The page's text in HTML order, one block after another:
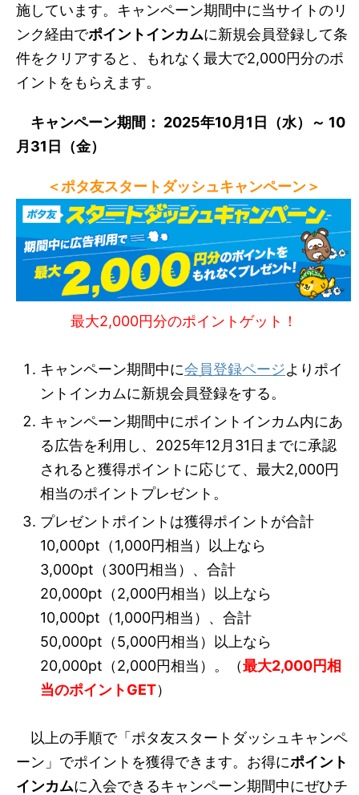
施しています。キャンペーン期間中に当サイトのリ
ンク経由でポイントインカムに新規会員登録して条
件をクリアすると、もれなく最大で2,000円分のポ
イントをもらえます。
キャンペーン期間： 2025年10月1日（水）～ 10
月31日（金）
＜ポタ友スタートダッシュキャンペーン＞
最大2,000円分のポイントゲット！
キャンペーン期間中に会員登録ページよりポイ
ントインカムに新規会員登録をする。
キャンペーン期間中にポイントインカム内にあ
る広告を利用し、2025年12月31日までに承認
されると獲得ポイントに応じて、最大2,000円
相当のポイントプレゼント。
プレゼントポイントは獲得ポイントが合計
10,000pt（1,000円相当）以上なら
3,000pt（300円相当）、合計
20,000pt（2,000円相当）以上なら
10,000pt（1,000円相当）、合計
50,000pt（5,000円相当）以上なら
20,000pt（2,000円相当）。（最大2,000円相
当のポイントGET）
以上の手順で「ポタ友スタートダッシュキャンペ
ーン」でポイントを獲得できます。お得にポイント
インカムに入会できるキャンペーン期間中にぜひチ